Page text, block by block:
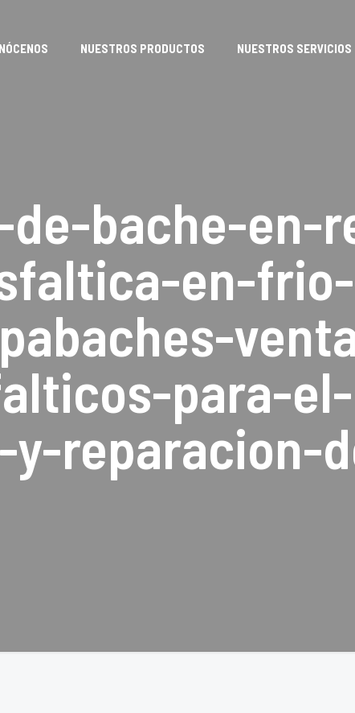
NUESTROS PRODUCTOS NUESTROS SERVICIOS
bache-en-
en-frio-
para-el-
reparacion-